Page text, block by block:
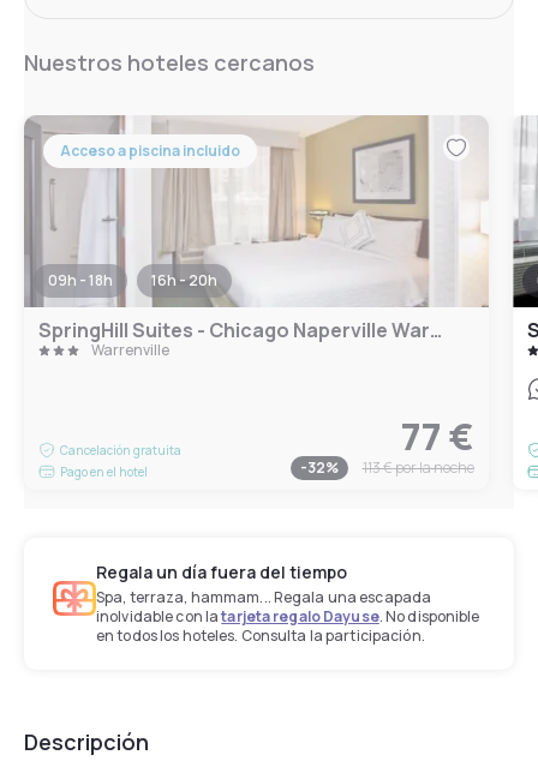
Nuestros hoteles cercanos
Acceso a piscina incluido
09h - 18h 16h - 20h
SpringHill Suites - Chicago Naperville Warrenville
Warrenville
Cancelación gratuita
Pago en el hotel
77 €
-32% 113 €por la noche
Regala un día fuera del tiempo
Spa, terraza, hammam... Regala una escapada
inolvidable con latarjeta regalo Dayuse. No disponible
en todos los hoteles. Consulta la participación.
Descripción